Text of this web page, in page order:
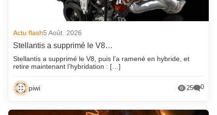
Actu flash5 Août. 2026
Stellantis a supprimé le V8…
Stellantis a supprimé le V8, puis l’a ramené en hybride, et
retire maintenant l’hybridation : […]
piwi 25 0